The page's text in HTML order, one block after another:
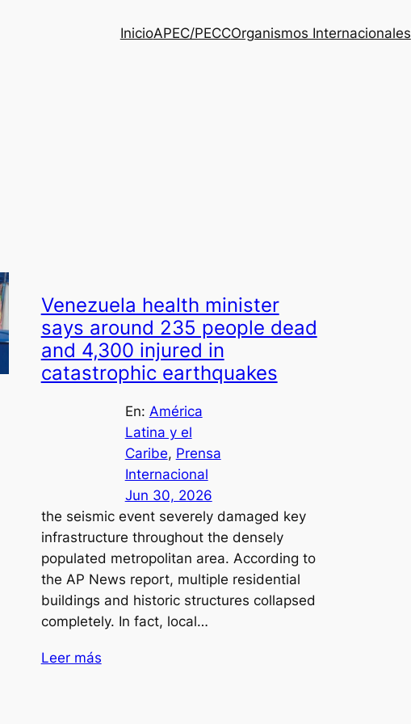
InicioAPEC/PECCOrganismos Internacionales
Venezuela health minister
says around 235 people dead
and 4,300 injured in
catastrophic earthquakes
En: América
Latina y el
Caribe, Prensa
Internacional
Jun 30, 2026
the seismic event severely damaged key
infrastructure throughout the densely
populated metropolitan area. According to
the AP News report, multiple residential
buildings and historic structures collapsed
completely. In fact, local…
Leer más